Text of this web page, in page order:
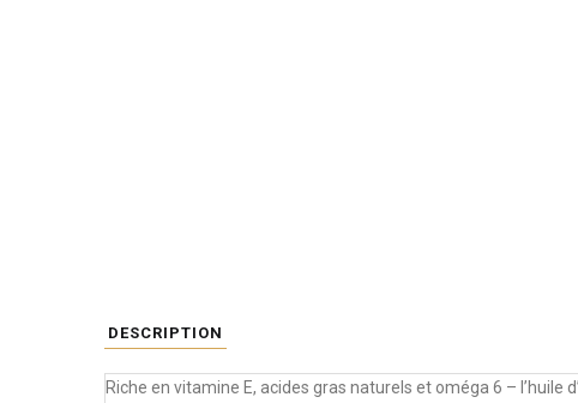
DESCRIPTION
Riche en vitamine E, acides gras naturels et oméga 6 –